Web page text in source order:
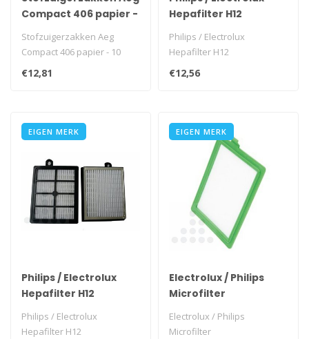
Compact 406 papier -
Stofzuigerzakken Aeg
Compact 406 papier - 10
stuks
€12,81
Hepafilter H12
Philips / Electrolux
Hepafilter H12
€12,56
EIGEN MERK
Philips / Electrolux
Hepafilter H12
Philips / Electrolux
Hepafilter H12
EIGEN MERK
Electrolux / Philips
Microfilter
Electrolux / Philips
Microfilter